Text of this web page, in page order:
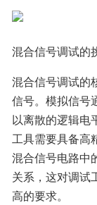
混合信号调试的
混合信号调试的
信号。模拟信号
以离散的逻辑电
工具需要具备高
混合信号电路中
关系，这对调试
高的要求。